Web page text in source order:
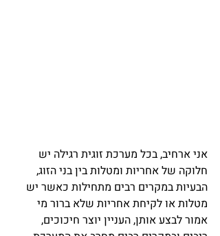
אני ארחיב, בכל מערכת זוגית רגילה יש
חלוקה של אחריות ומטלות בין בני הזוג,
הבעיות במקרים רבים מתחילות כאשר יש
מטלות או לקיחת אחריות שלא ברור מי
אמור לבצע אותן, העניין יוצר חיכוכים,